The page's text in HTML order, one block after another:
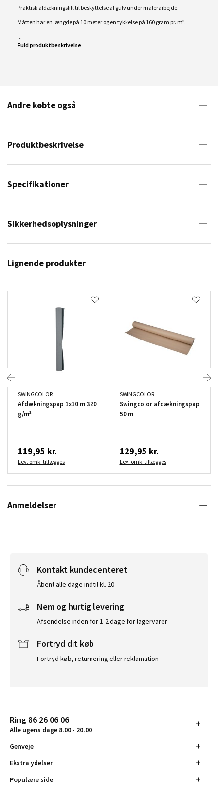
Praktisk afdækningsfilt til beskyttelse af gulv under malerarbejde.
Måtten har en længde på 10 meter og en tykkelse på 160 gram pr. m².
...
Fuld produktbeskrivelse
Andre købte også
Produktbeskrivelse
Specifikationer
Sikkerhedsoplysninger
Lignende produkter
SWINGCOLOR
Afdækningspap 1x10 m 320
g/m²
119,95 kr.
Lev. omk. tillægges
SWINGCOLOR
Swingcolor afdækningspap
50 m
129,95 kr.
Lev. omk. tillægges
Anmeldelser
Kontakt kundecenteret
Åbent alle dage indtil kl. 20
Nem og hurtig levering
Afsendelse inden for 1-2 dage for lagervarer
Fortryd dit køb
Fortryd køb, returnering eller reklamation
Ring 86 26 06 06
Alle ugens dage 8.00 - 20.00
Genveje
Ekstra ydelser
Populære sider